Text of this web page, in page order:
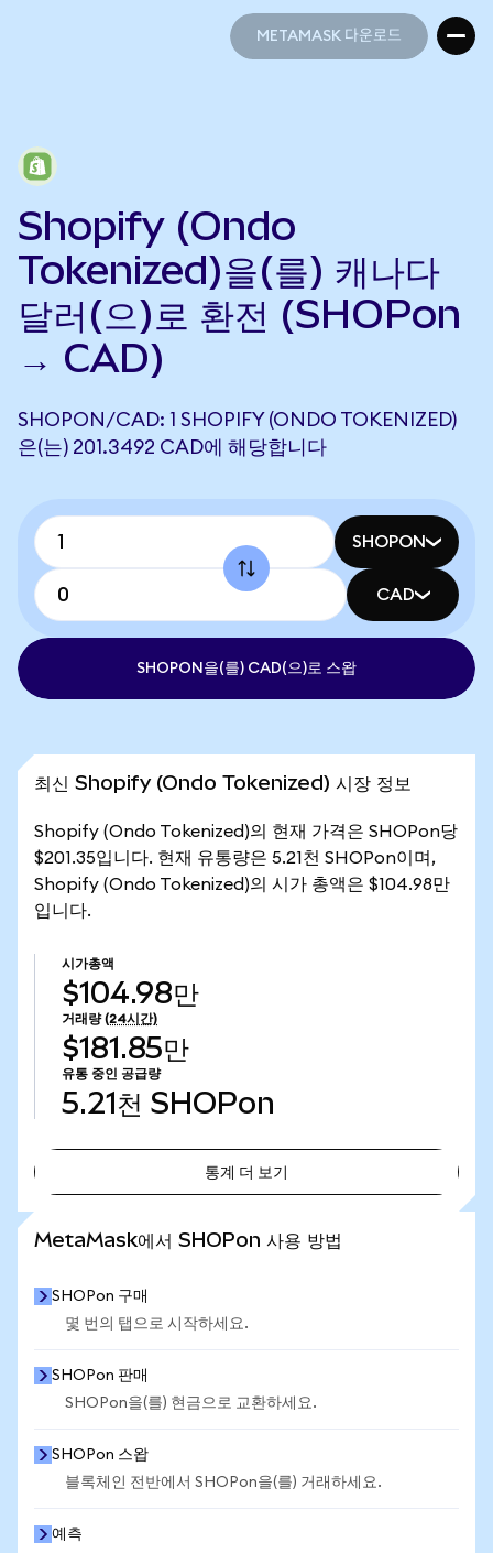
METAMASK 다운로드
Shopify (Ondo
Tokenized)을(를) 캐나다
달러(으)로 환전 (SHOPon
→ CAD)
SHOPON/CAD: 1 SHOPIFY (ONDO TOKENIZED)
은(는) 201.3492 CAD에 해당합니다
SHOPON
CAD
SHOPON을(를) CAD(으)로 스왑
최신 Shopify (Ondo Tokenized) 시장 정보
Shopify (Ondo Tokenized)의 현재 가격은 SHOPon당
$201.35입니다. 현재 유통량은 5.21천 SHOPon이며,
Shopify (Ondo Tokenized)의 시가 총액은 $104.98만
입니다.
시가총액
$104.98만
거래량 (24시간)
$181.85만
유통 중인 공급량
5.21천 SHOPon
통계 더 보기
MetaMask에서 SHOPon 사용 방법
SHOPon 구매
몇 번의 탭으로 시작하세요.
SHOPon 판매
SHOPon을(를) 현금으로 교환하세요.
SHOPon 스왑
블록체인 전반에서 SHOPon을(를) 거래하세요.
예측